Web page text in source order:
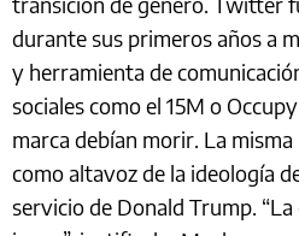
durante sus primeros años a
y herramienta de
sociales como el 15M o
marca debían morir. La
como altavoz de la ideología
servicio de Donald Trump.